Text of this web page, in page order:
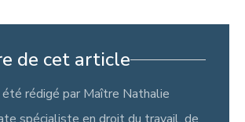
de cet article
rédigé par Maître Nathalie